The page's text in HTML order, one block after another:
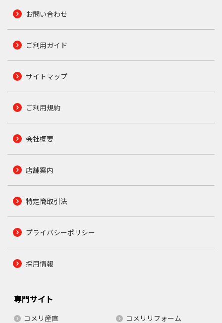
お問い合わせ
ご利用ガイド
サイトマップ
ご利用規約
会社概要
店舗案内
特定商取引法
プライバシーポリシー
採用情報
専門サイト
コメリ産直 コメリリフォーム